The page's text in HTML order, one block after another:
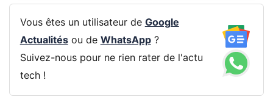
Vous êtes un utilisateur de Google
Actualitésou de WhatsApp?
Suivez-nous pour ne rien rater de l'actu
tech !